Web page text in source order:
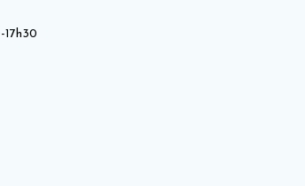
17h30